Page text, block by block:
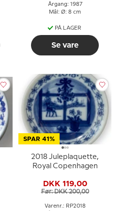
Årgang: 1987
Mål: Ø: 8 cm
PÅ LAGER
Se vare
SPAR 41%
2018 Juleplaquette,
Royal Copenhagen
DKK 119,00
Før: DKK 200,00
Varenr.: RP2018